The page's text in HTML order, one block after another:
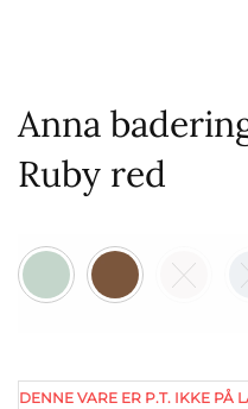
Anna
Ruby red
DENNE VARE ER P.T. IKKE PÅ